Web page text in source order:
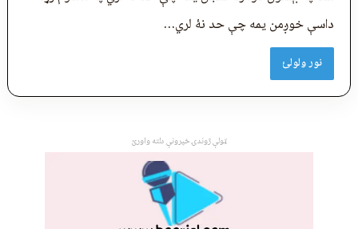
داسې خوږمن یمه چې حد نهٔ لري…
نور ولولئ
ټولې ژوندۍ خپرونې دلته واورئ